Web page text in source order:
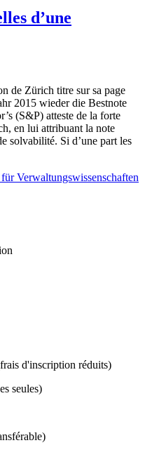
d’une
de Zürich titre sur sa page
2015 wieder die Bestnote
(S&P) atteste de la forte
en lui attribuant la note
solvabilité. Si d’une part les
Verwaltungswissenschaften
d'inscription réduits)
seules)